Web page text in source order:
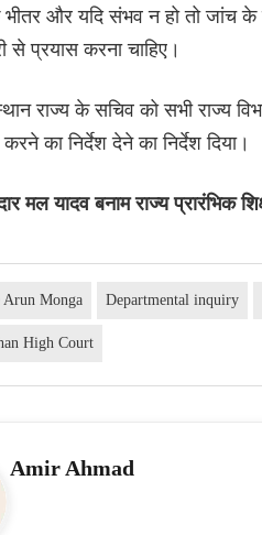
भीतर और यदि संभव न हो तो जांच
से प्रयास करना चाहिए।
राज्य के सचिव को सभी राज्य
का निर्देश देने का निर्देश दिया।
मल यादव बनाम राज्य प्रारंभिक
Arun Monga Departmental inquiry
High Court
Amir Ahmad